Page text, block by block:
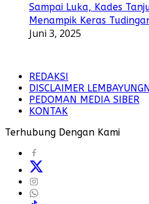
Sampai Luka, Kades
Menampik Keras
Juni 3, 2025
REDAKSI
DISCLAIMER
PEDOMAN MEDIA SIBER
KONTAK
Terhubung Dengan Kami